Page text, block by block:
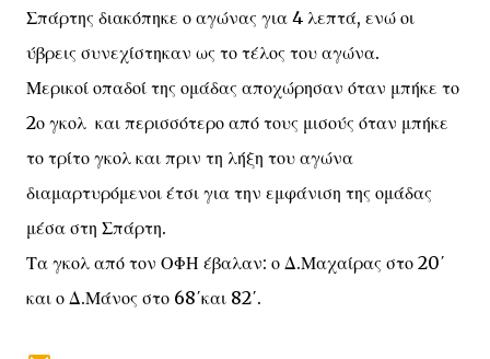
Σπάρτης διακόπηκε ο αγώνας για 4 λεπτά, ενώ οι
ύβρεις συνεχίστηκαν ως το τέλος του αγώνα.
Μερικοί οπαδοί της ομάδας αποχώρησαν όταν μπήκε το
2ο γκολ και περισσότερο από τους μισούς όταν μπήκε
το τρίτο γκολ και πριν τη λήξη του αγώνα
διαμαρτυρόμενοι έτσι για την εμφάνιση της ομάδας
μέσα στη Σπάρτη.
Τα γκολ από τον ΟΦΗ έβαλαν: ο Δ.Μαχαίρας στο 20΄
και ο Δ.Μάνος στο 68΄και 82΄.